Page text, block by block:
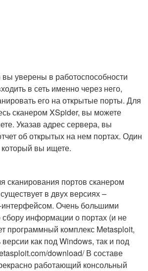
уверены в работоспособности
в сеть именно через него,
его на открытые порты. Для
сканером XSpider, вы можете
Указав адрес сервера, вы
об открытых на нем портах. Один
который вы ищете.
сканирования портов сканером
в двух версиях –
интерфейсом. Очень большими
информации о портах (и не
программный комплекс Metasploit,
как под Windows, так и под
download/ В составе
работающий консольный